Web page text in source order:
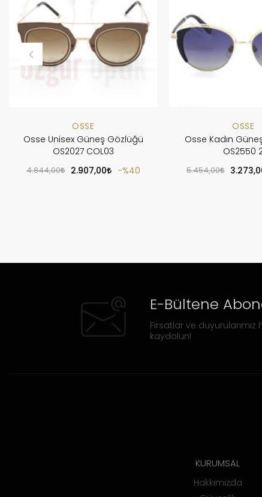
OSSE
Osse Unisex Güneş Gözlüğü
OS2027 COL03
4.844,00 2.907,00 %40
OSSE
Osse Kadın
OS2550 2
5.454,00
E-Bültene
Fırsatlar ve
kaydolun!
KURUMSAL
Hakkımızda